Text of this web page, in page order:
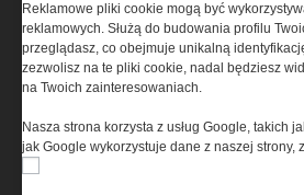
Reklamowe pliki cookie mogą być
reklamowych. Służą do budowania profilu
przeglądasz, co obejmuje unikalną
zezwolisz na te pliki cookie, nadal będziesz
na Twoich zainteresowaniach.
Nasza strona korzysta z usług Google, takich
jak Google wykorzystuje dane z naszej